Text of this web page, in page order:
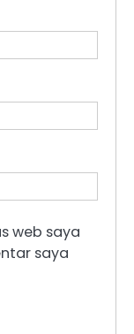
web saya
saya